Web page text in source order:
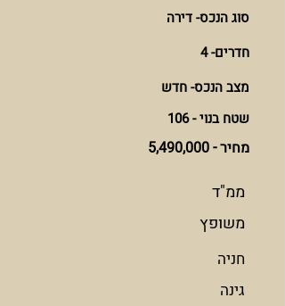
סוג הנכס- דירה
חדרים- 4
מצב הנכס- חדש
שטח בנוי - 106
מחיר - 5,490,000
ממ"ד
משופץ
חניה
גינה